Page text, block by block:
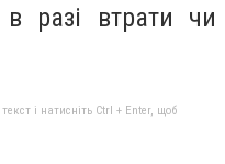
разі втрати чи
і натисніть Ctrl + Enter, щоб